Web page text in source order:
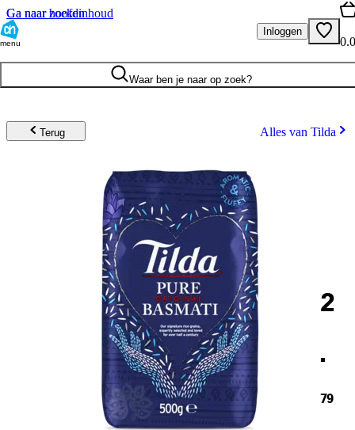
Ga naar hoofdinhoud
Ga naar zoeken
menu
Inloggen
Waar ben je naar op zoek?
Terug Alles van Tilda
2
.
79